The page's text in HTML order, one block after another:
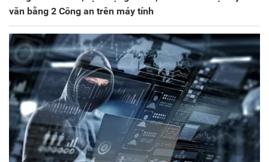
văn bằng 2 Công an trên máy tính